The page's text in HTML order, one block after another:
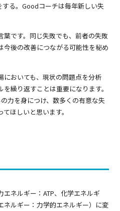
る。Goodコーチは毎年新しい失
です。同じ失敗でも、前者の失敗
今後の改善につながる可能性を秘め
おいても、現状の問題点を分析
繰り返すことは重要になります。
力を身につけ、数多くの有意な失
ほしいと思います。
ネルギー：ATP、化学エネルギ
ネルギー：力学的エネルギー）に変